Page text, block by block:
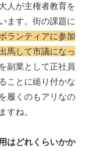
人が主権者教育を
ます。街の課題に
ランティアに参加
馬して市議になっ
副業として正社員
ことに縋り付かな
履くのもアリなの
すね。
はどれくらいかか